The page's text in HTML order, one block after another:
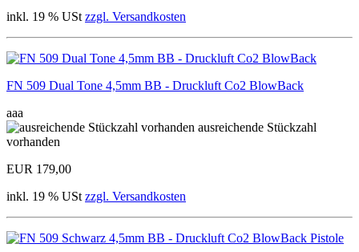
inkl. 19 % USt zzgl. Versandkosten
FN 509 Dual Tone 4,5mm BB - Druckluft Co2 BlowBack
aaa
ausreichende Stückzahl
vorhanden
EUR 179,00
inkl. 19 % USt zzgl. Versandkosten